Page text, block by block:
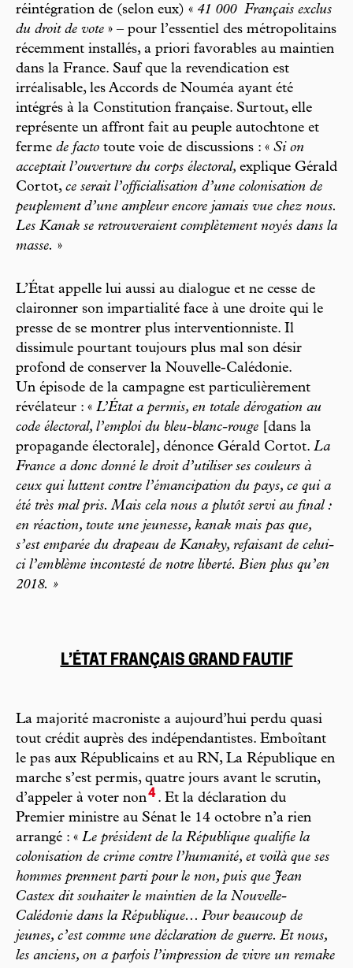
réintégration de (selon eux) « 41 000 Français exclus
du droit de vote » – pour l’essentiel des métropolitains
récemment installés, a priori favorables au maintien
dans la France. Sauf que la revendication est
irréalisable, les Accords de Nouméa ayant été
intégrés à la Constitution française. Surtout, elle
représente un affront fait au peuple autochtone et
ferme de facto toute voie de discussions : « Si on
acceptait l’ouverture du corps électoral, explique Gérald
Cortot, ce serait l’officialisation d’une colonisation de
peuplement d’une ampleur encore jamais vue chez nous.
Les Kanak se retrouveraient complètement noyés dans la
masse. »
L’État appelle lui aussi au dialogue et ne cesse de
claironner son impartialité face à une droite qui le
presse de se montrer plus interventionniste. Il
dissimule pourtant toujours plus mal son désir
profond de conserver la Nouvelle-Calédonie.
Un épisode de la campagne est particulièrement
révélateur : « L’État a permis, en totale dérogation au
code électoral, l’emploi du bleu-blanc-rouge
[dans la
propagande électorale], dénonce Gérald Cortot. La
France a donc donné le droit d’utiliser ses couleurs à
ceux qui luttent contre l’émancipation du pays, ce qui a
été très mal pris. Mais cela nous a plutôt servi au final :
en réaction, toute une jeunesse, kanak mais pas que,
s’est emparée du drapeau de Kanaky, refaisant de celui-
ci l’emblème incontesté de notre liberté. Bien plus qu’en
2018. »
L’ÉTAT FRANÇAIS GRAND FAUTIF
La majorité macroniste a aujourd’hui perdu quasi
tout crédit auprès des indépendantistes. Emboîtant
le pas aux Républicains et au RN, La République en
marche s’est permis, quatre jours avant le scrutin,
d’appeler à voter non4. Et la déclaration du
Premier ministre au Sénat le 14 octobre n’a rien
arrangé : « Le président de la République qualifie la
colonisation de crime contre l’humanité, et voilà que ses
hommes prennent parti pour le non, puis que Jean
Castex dit souhaiter le maintien de la Nouvelle-
Calédonie dans la République... Pour beaucoup de
jeunes, c’est comme une déclaration de guerre. Et nous,
les anciens, on a parfois l’impression de vivre un remake